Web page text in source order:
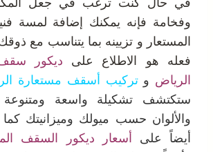
وفخامة فإنه يمكنك إضافة لمسة
المستعار و تزيينه بما يتناسب مع
فعله هو الاطلاع على ديكور
الرياض و تركيب أسقف مستعارة
ستكتشف تشكيلة واسعة ومتنوعة
والألوان حسب ميولك وميزانيتك كما
أيضاً على أسعار ديكور السقف